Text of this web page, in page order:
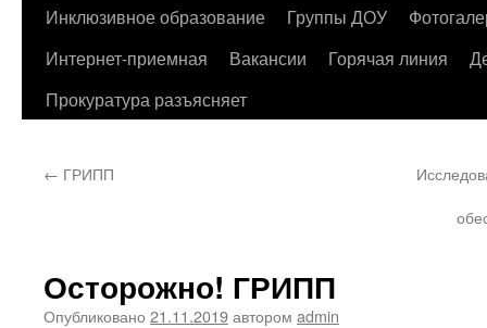
содержимому
Инклюзивное образование
Группы ДОУ
Интернет-приемная
Вакансии Горячая линия
Прокуратура разъясняет
← ГРИПП
Осторожно! ГРИПП
Опубликовано 21.11.2019автором admin